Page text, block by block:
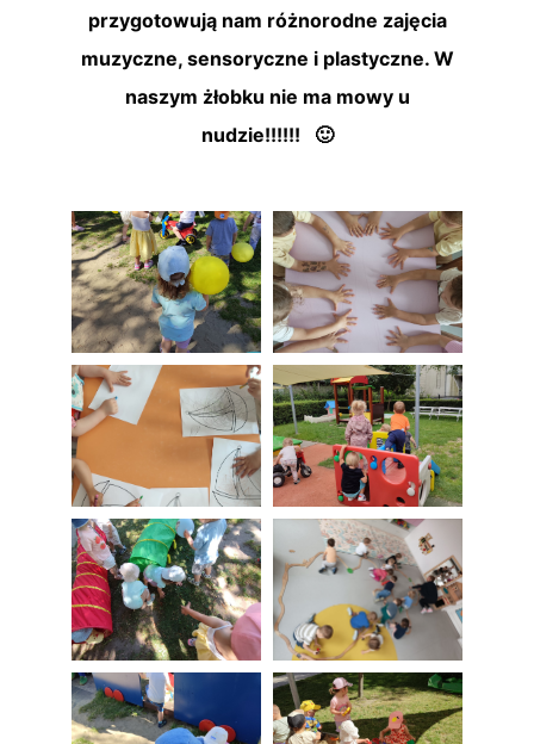
przygotowują nam różnorodne zajęcia
muzyczne, sensoryczne i plastyczne. W
naszym żłobku nie ma mowy u
nudzie!!!!!! 🙂